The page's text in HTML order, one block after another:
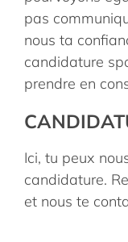
pas
nous ta
candidature
prendre en
Ici, tu peux
candidature.
et nous te